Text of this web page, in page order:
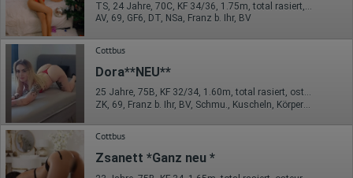
TS, 24 Jahre, 70C, KF 34/36, 1.75m, total rasiert, asiatisch
AV, 69, GF6, DT, NSa, Franz b. Ihr, BV
Cottbus
Dora**NEU**
25 Jahre, 75B, KF 32/34, 1.60m, total rasiert, osteuropäisch
Cottbus
Zsanett *Ganz neu *